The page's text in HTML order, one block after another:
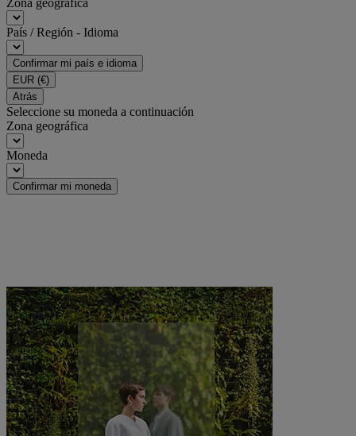
País / Región - Idioma
Confirmar mi país e idioma
EUR (€)
Atrás
Seleccione su moneda a continuación
Zona geográfica
Moneda
Confirmar mi moneda